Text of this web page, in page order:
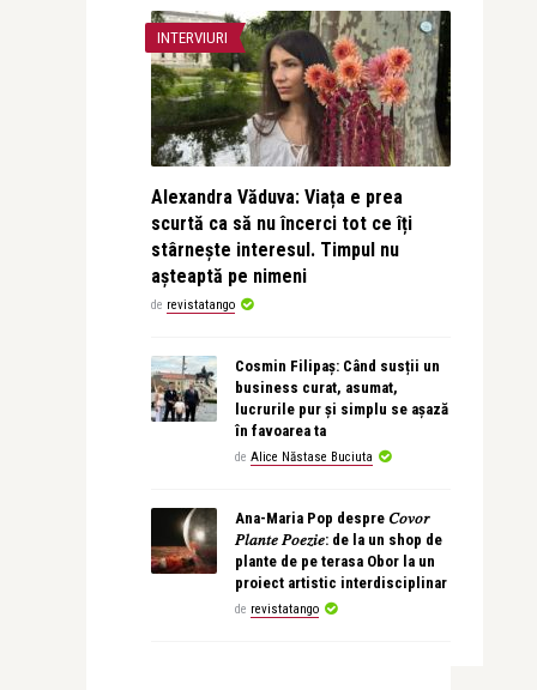
INTERVIURI
Alexandra Văduva: Viața e prea
scurtă ca să nu încerci tot ce îți
stârnește interesul. Timpul nu
așteaptă pe nimeni
de revistatango
Cosmin Filipaș: Când susții un
business curat, asumat,
lucrurile pur și simplu se așază
în favoarea ta
de Alice Năstase Buciuta
Ana-Maria Pop despre 𝐶𝑜𝑣𝑜𝑟
𝑃𝑙𝑎𝑛𝑡𝑒 𝑃𝑜𝑒𝑧𝑖𝑒: de la un shop de
plante de pe terasa Obor la un
proiect artistic interdisciplinar
de revistatango